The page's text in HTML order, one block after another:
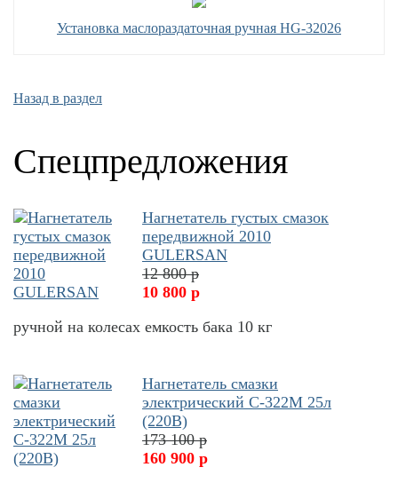
Установка маслораздаточная ручная HG-32026
Назад в раздел
Спецпредложения
Нагнетатель густых смазок
передвижной 2010
GULERSAN
12 800 р
10 800 р
ручной на колесах емкость бака 10 кг
Нагнетатель смазки
электрический С-322М 25л
(220В)
173 100 р
160 900 р